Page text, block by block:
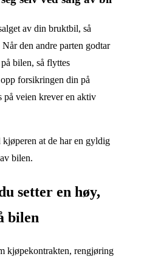
av din bruktbil, så
den andre parten godtar
bilen, så flyttes
forsikringen din på
på veien krever en aktiv
at de har en gyldig
bilen.
setter en høy,
bilen
kjøpekontrakten, rengjøring